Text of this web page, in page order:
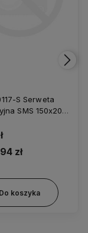
Serweta
SMS 150x200
zł
Do koszyka